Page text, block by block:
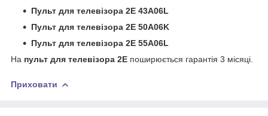
Пульт для телевізора 2E 43A06L
Пульт для телевізора 2E 50A06K
Пульт для телевізора 2E 55A06L
На пульт для телевізора 2E поширюється гарантія 3 місяці.
Приховати